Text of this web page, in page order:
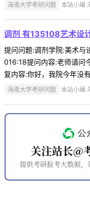
海南大学考研问题 本站小编
调剂 有135108艺术设
提问问题:调剂学院:美术
016:18提问内容:老师请问
复内容:你好，我院今年没
海南大学考研问题 本站小编